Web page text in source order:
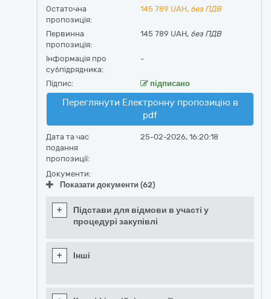
Остаточна
пропозиція:
145 789 UAH, без ПДВ
Первинна
пропозиція:
145 789 UAH, без ПДВ
Інформація про
субпідрядника:
-
Підпис: підписано
Переглянути Електронну пропозицію в
pdf
Дата та час
подання
пропозиції:
25-02-2026, 16:20:18
Документи:
Показати документи (62)
+
Підстави для відмови в участі у
процедурі закупівлі
+ Інші